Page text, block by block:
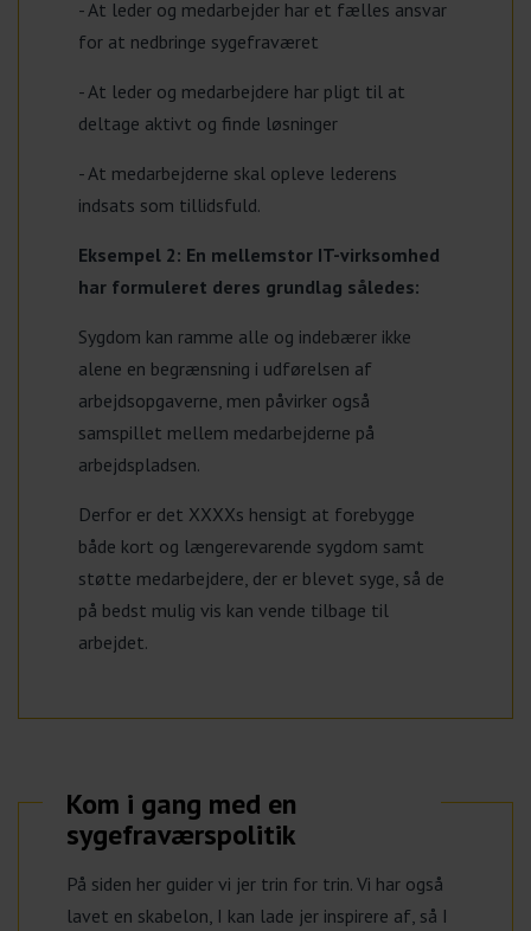
- At leder og medarbejder har et fælles ansvar
for at nedbringe sygefraværet
- At leder og medarbejdere har pligt til at
deltage aktivt og finde løsninger
- At medarbejderne skal opleve lederens
indsats som tillidsfuld.
Eksempel 2: En mellemstor IT-virksomhed
har formuleret deres grundlag således:
Sygdom kan ramme alle og indebærer ikke
alene en begrænsning i udførelsen af
arbejdsopgaverne, men påvirker også
samspillet mellem medarbejderne på
arbejdspladsen.
Derfor er det XXXXs hensigt at forebygge
både kort og længerevarende sygdom samt
støtte medarbejdere, der er blevet syge, så de
på bedst mulig vis kan vende tilbage til
arbejdet.
Kom i gang med en
sygefraværspolitik
På siden her guider vi jer trin for trin. Vi har også
lavet en skabelon, I kan lade jer inspirere af, så I